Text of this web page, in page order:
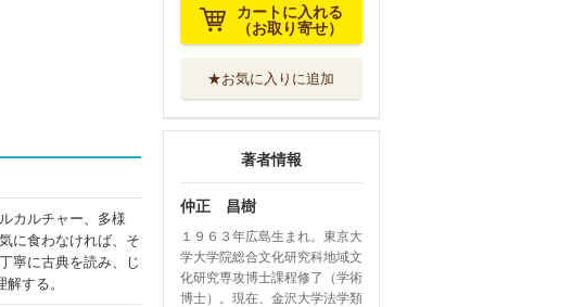
カルチャー、多様
に食わなければ、そ
寧に古典を読み、じ
する。
カートに入れる
（お取り寄せ）
★お気に入りに追加
著者情報
仲正 昌樹
１９６３年広島生まれ。東京大
学大学院総合文化研究科地域文
化研究専攻博士課程修了（学術
博士）。現在、金沢大学法学類